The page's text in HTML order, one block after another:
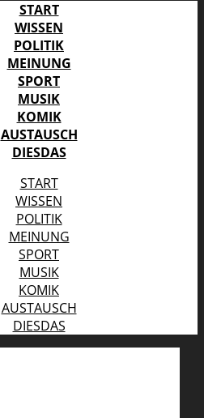
START
WISSEN
POLITIK
MEINUNG
SPORT
MUSIK
KOMIK
AUSTAUSCH
DIESDAS
START
WISSEN
POLITIK
MEINUNG
SPORT
MUSIK
KOMIK
AUSTAUSCH
DIESDAS